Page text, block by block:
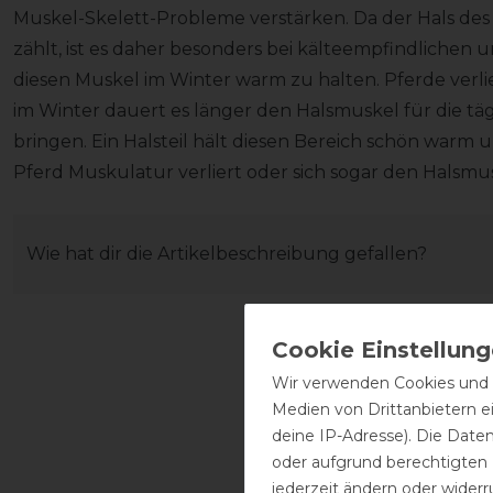
Muskel-Skelett-Probleme verstärken. Da der Hals
zählt, ist es daher besonders bei kälteempfindlichen
diesen Muskel im Winter warm zu halten. Pferde
im Winter dauert es länger den Halsmuskel für die
bringen. Ein Halsteil hält diesen Bereich schön warm
Pferd Muskulatur verliert oder sich sogar den
Wie hat dir die Artikelbeschreibung gefallen?
Wir verwenden Cookies
Medien von Drittanbietern
deine IP-Adresse). Die
oder aufgrund berechtigten
jederzeit ändern oder